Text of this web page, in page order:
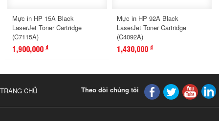
Mực in HP 15A Black
LaserJet Toner Cartridge
(C7115A)
1,900,000 đ
Mực in HP 92A Black
LaserJet Toner Cartridge
(C4092A)
1,430,000 đ
TRANG CHỦ Theo dõi chúng tôi